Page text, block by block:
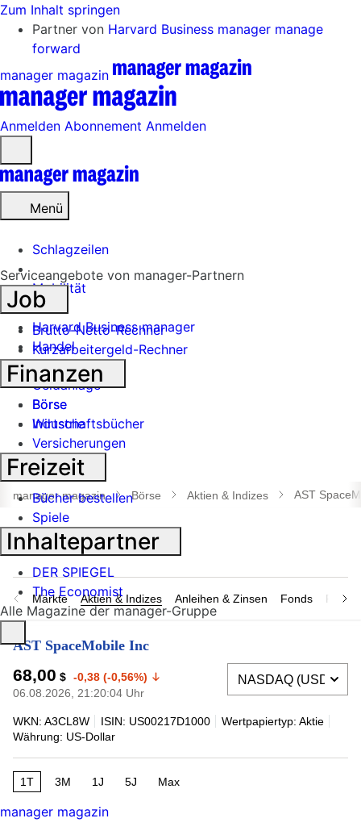
Zum Inhalt springen
Partner von Harvard Business manager manage
forward
manager magazin
Anmelden Abonnement Anmelden
öffnen
Menü
Schlagzeilen
Mobilität
Tech
Harvard Business manager
Handel
Banken
Geldanlage
Börse
Industrie
Suche
öffnen
manager magazin Börse Aktien & Indizes AST
Märkte Aktien & Indizes Anleihen & Zinsen Fonds
AST SpaceMobile Inc
68,00 $ -0,38 (-0,56%)
06.08.2026, 21:20:04 Uhr
WKN: A3CL8W ISIN: US00217D1000
Wertpapiertyp: Aktie
Währung: US-Dollar
1T 3M 1J 5J Max
Serviceangebote von manager-Partnern
Job
Brutto-Netto-Rechner
Kurzarbeitergeld-Rechner
Finanzen
Börse
Wirtschaftsbücher
Versicherungen
Freizeit
Bücher bestellen
Spiele
Inhaltepartner
DER SPIEGEL
The Economist
Alle Magazine der manager-Gruppe
manager magazin